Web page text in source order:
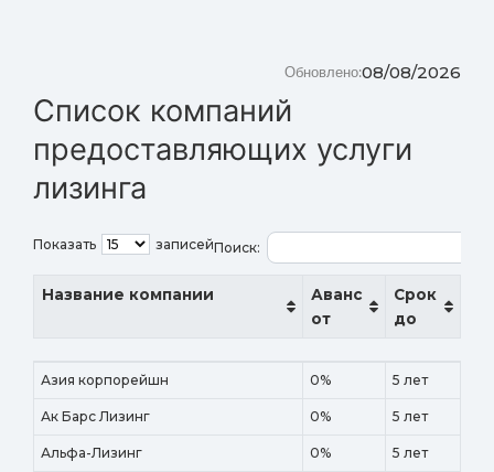
08/08/2026
Обновлено:
Список компаний
предоставляющих услуги
лизинга
Показать записейПоиск:
Название компании
Аванс
от
Срок
до
Название компании
Аванс
Срок
Азия корпорейшн 0% 5 лет
Ак Барс Лизинг 0% 5 лет
Альфа-Лизинг 0% 5 лет